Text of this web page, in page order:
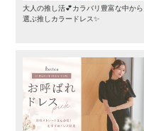
大人の推し活💕カラバリ豊富な中から
選ぶ推しカラードレス✨